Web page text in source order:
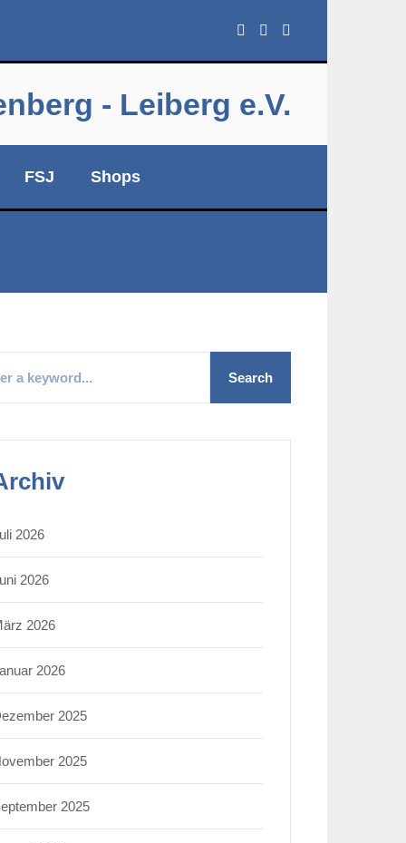
- Leiberg e.V.
FSJ Shops
2026
2026
2026
2026
2025
2025
2025